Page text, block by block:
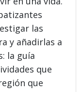
las
y añadirlas a
la guía
que
que